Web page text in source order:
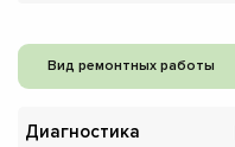
Вид ремонтных работы
Диагностика